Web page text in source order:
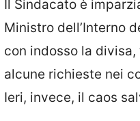
Il Sindacato è
Ministro dell’Interno
con indosso la
alcune richieste nei
Ieri, invece, il caos